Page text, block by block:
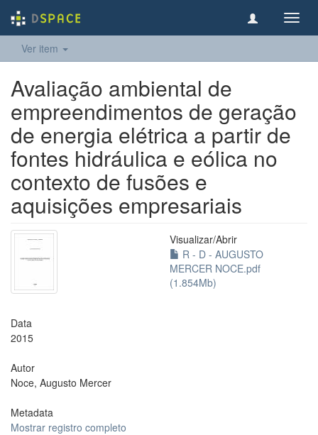
Ver item
Avaliação ambiental de
empreendimentos de geração
de energia elétrica a partir de
fontes hidráulica e eólica no
contexto de fusões e
aquisições empresariais
Visualizar/Abrir
R - D - AUGUSTO
MERCER NOCE.pdf
(1.854Mb)
Data
2015
Autor
Noce, Augusto Mercer
Metadata
Mostrar registro completo